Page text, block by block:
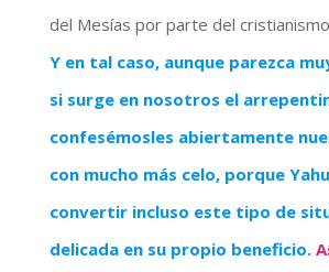
del Mesías por parte del
Y en tal caso, aunque parezca
si surge en nosotros el
confesémosles abiertamente
con mucho más celo, porque
convertir incluso este tipo de
delicada en su propio beneficio.